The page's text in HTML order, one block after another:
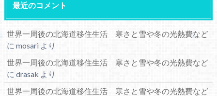
最近のコメント
世界一周後の北海道移住生活 寒さと雪や冬の光熱費など
に mosariより
世界一周後の北海道移住生活 寒さと雪や冬の光熱費など
に drasak より
世界一周後の北海道移住生活 寒さと雪や冬の光熱費など